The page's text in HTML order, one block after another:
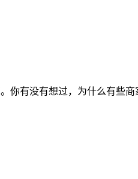
你有没有想过，为什么有些